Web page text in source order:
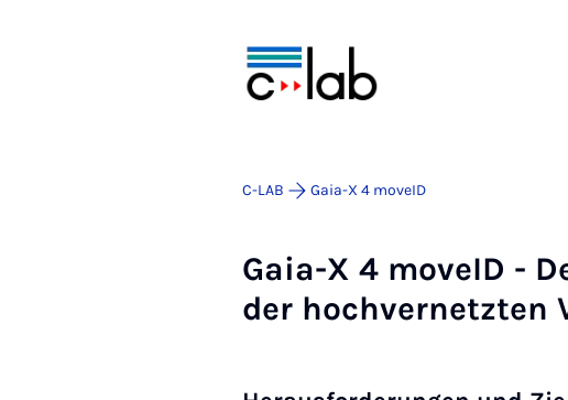
C-LAB Gaia-X 4 moveID
Gaia-X 4 mo­veID -
der hochvernet­zten